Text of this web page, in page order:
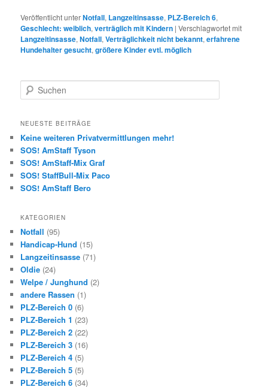
Veröffentlicht unterNotfall, Langzeitinsasse, PLZ-Bereich 6,
Geschlecht: weiblich,verträglich mit Kindern |Verschlagwortet mit
Langzeitinsasse,Notfall,Verträglichkeit nicht bekannt,erfahrene
Hundehalter gesucht,größere Kinder evtl. möglich
u
h
n
NEUESTE BEITRÄGE
Keine weiteren Privatvermittlungen mehr!
SOS! AmStaff Tyson
SOS! AmStaff-Mix Graf
SOS! StaffBull-Mix Paco
SOS! AmStaff Bero
KATEGORIEN
Notfall (95)
Handicap-Hund (15)
Langzeitinsasse (71)
Oldie (24)
Welpe / Junghund (2)
andere Rassen (1)
PLZ-Bereich 0 (6)
PLZ-Bereich 1 (23)
PLZ-Bereich 2 (22)
PLZ-Bereich 3 (16)
PLZ-Bereich 4 (5)
PLZ-Bereich 5 (5)
PLZ-Bereich 6 (34)